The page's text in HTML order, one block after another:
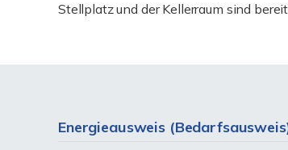
Stellplatz und der Kellerraum sind
Energieausweis